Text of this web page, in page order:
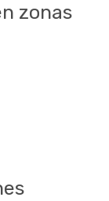
zonas